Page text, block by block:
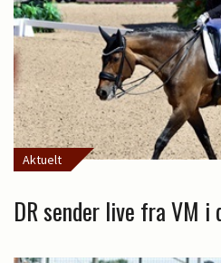
Aktuelt
DR sender live fra VM i